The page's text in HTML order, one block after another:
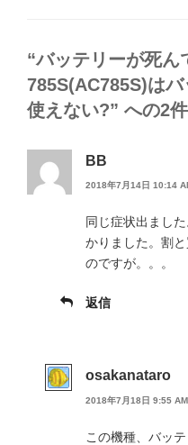
“バッテリーが死
785S(AC785S)は
使えない?” への2
BB
2018年7月14日 10:14
同じ症状出まし
かりました。割
のですが。。。
返信
osakanataro
2018年7月18日 9:55 AM
この機種、バッ